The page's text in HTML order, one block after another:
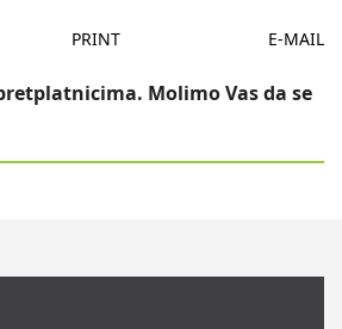
PRINT E-MAIL
Molimo Vas da se